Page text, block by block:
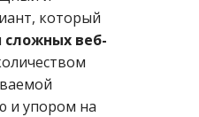
который
сложных веб-
и упором на